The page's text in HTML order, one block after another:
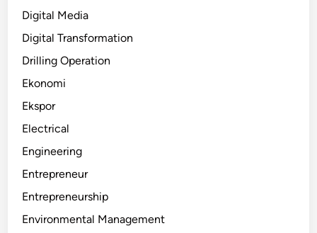
Digital Media
Digital Transformation
Drilling Operation
Ekonomi
Ekspor
Electrical
Engineering
Entrepreneur
Entrepreneurship
Environmental Management